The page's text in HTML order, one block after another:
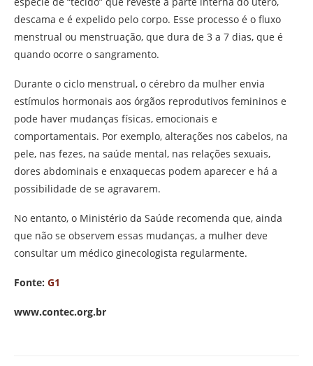
descama e é expelido pelo corpo. Esse processo é o fluxo
menstrual ou menstruação, que dura de 3 a 7 dias, que é
quando ocorre o sangramento.
Durante o ciclo menstrual, o cérebro da mulher envia
estímulos hormonais aos órgãos reprodutivos femininos e
pode haver mudanças físicas, emocionais e
comportamentais. Por exemplo, alterações nos cabelos, na
pele, nas fezes, na saúde mental, nas relações sexuais,
dores abdominais e enxaquecas podem aparecer e há a
possibilidade de se agravarem.
No entanto, o Ministério da Saúde recomenda que, ainda
que não se observem essas mudanças, a mulher deve
consultar um médico ginecologista regularmente.
Fonte: G1
www.contec.org.br